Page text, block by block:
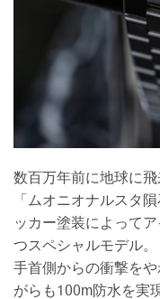
数百万年前に地球に
「ムオニオナルスタ
ッカー塗装によって
つスペシャルモデル。
手首側からの衝撃を
がらも100m防水を実